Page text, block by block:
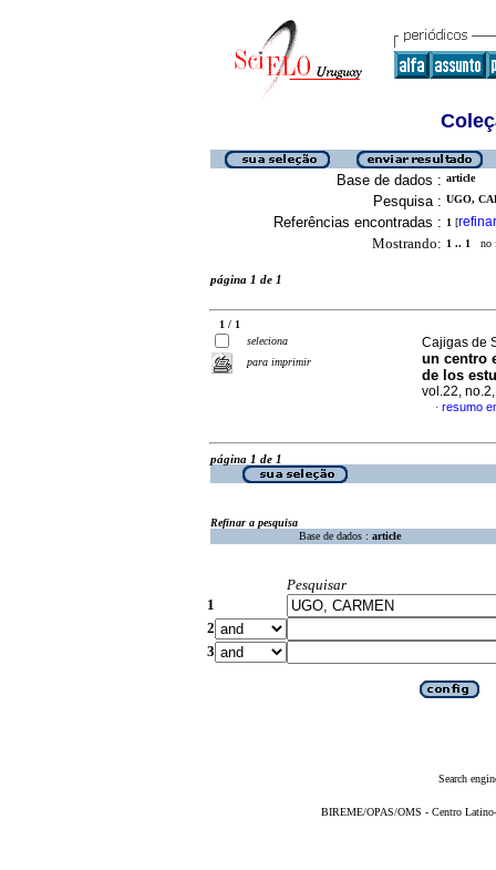
Base de dados : article
Pesquisa : UGO,
Referências encontradas : 1 [refinar
Mostrando: 1 .. 1 no
página 1 de 1
1 / 1
seleciona
para imprimir
Cajigas de
un centro
de los
vol.22,
· resumo
página 1 de 1
Refinar a pesquisa
Base de dados : article
Pesquisar
1
2
3
Search
BIREME/OPAS/OMS - Centro Latino-